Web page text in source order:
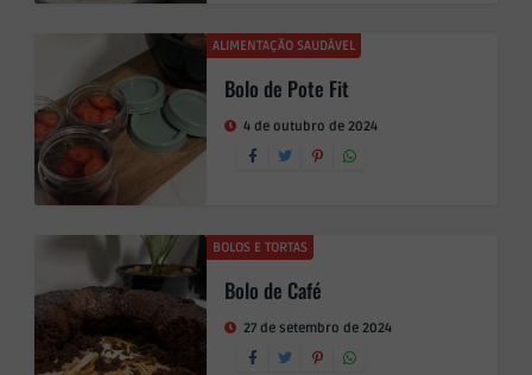
ALIMENTAÇÃO SAUDÁVEL
Bolo de Pote Fit
4 de outubro de 2024
BOLOS E TORTAS
Bolo de Café
27 de setembro de 2024